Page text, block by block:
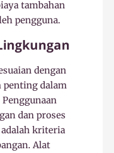
tambahan
pengguna.
dengan
dalam
dan proses
kriteria
Alat